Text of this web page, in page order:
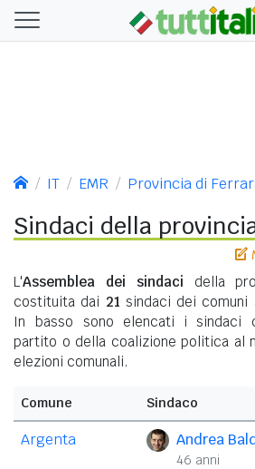
IT EMR Provincia di
Sindaci della
L'Assemblea dei sindaci della
costituita dai 21 sindaci dei comuni
In basso sono elencati i sindaci
partito o della coalizione politica al
elezioni comunali.
Comune Sindaco
Argenta Andrea
46 anni